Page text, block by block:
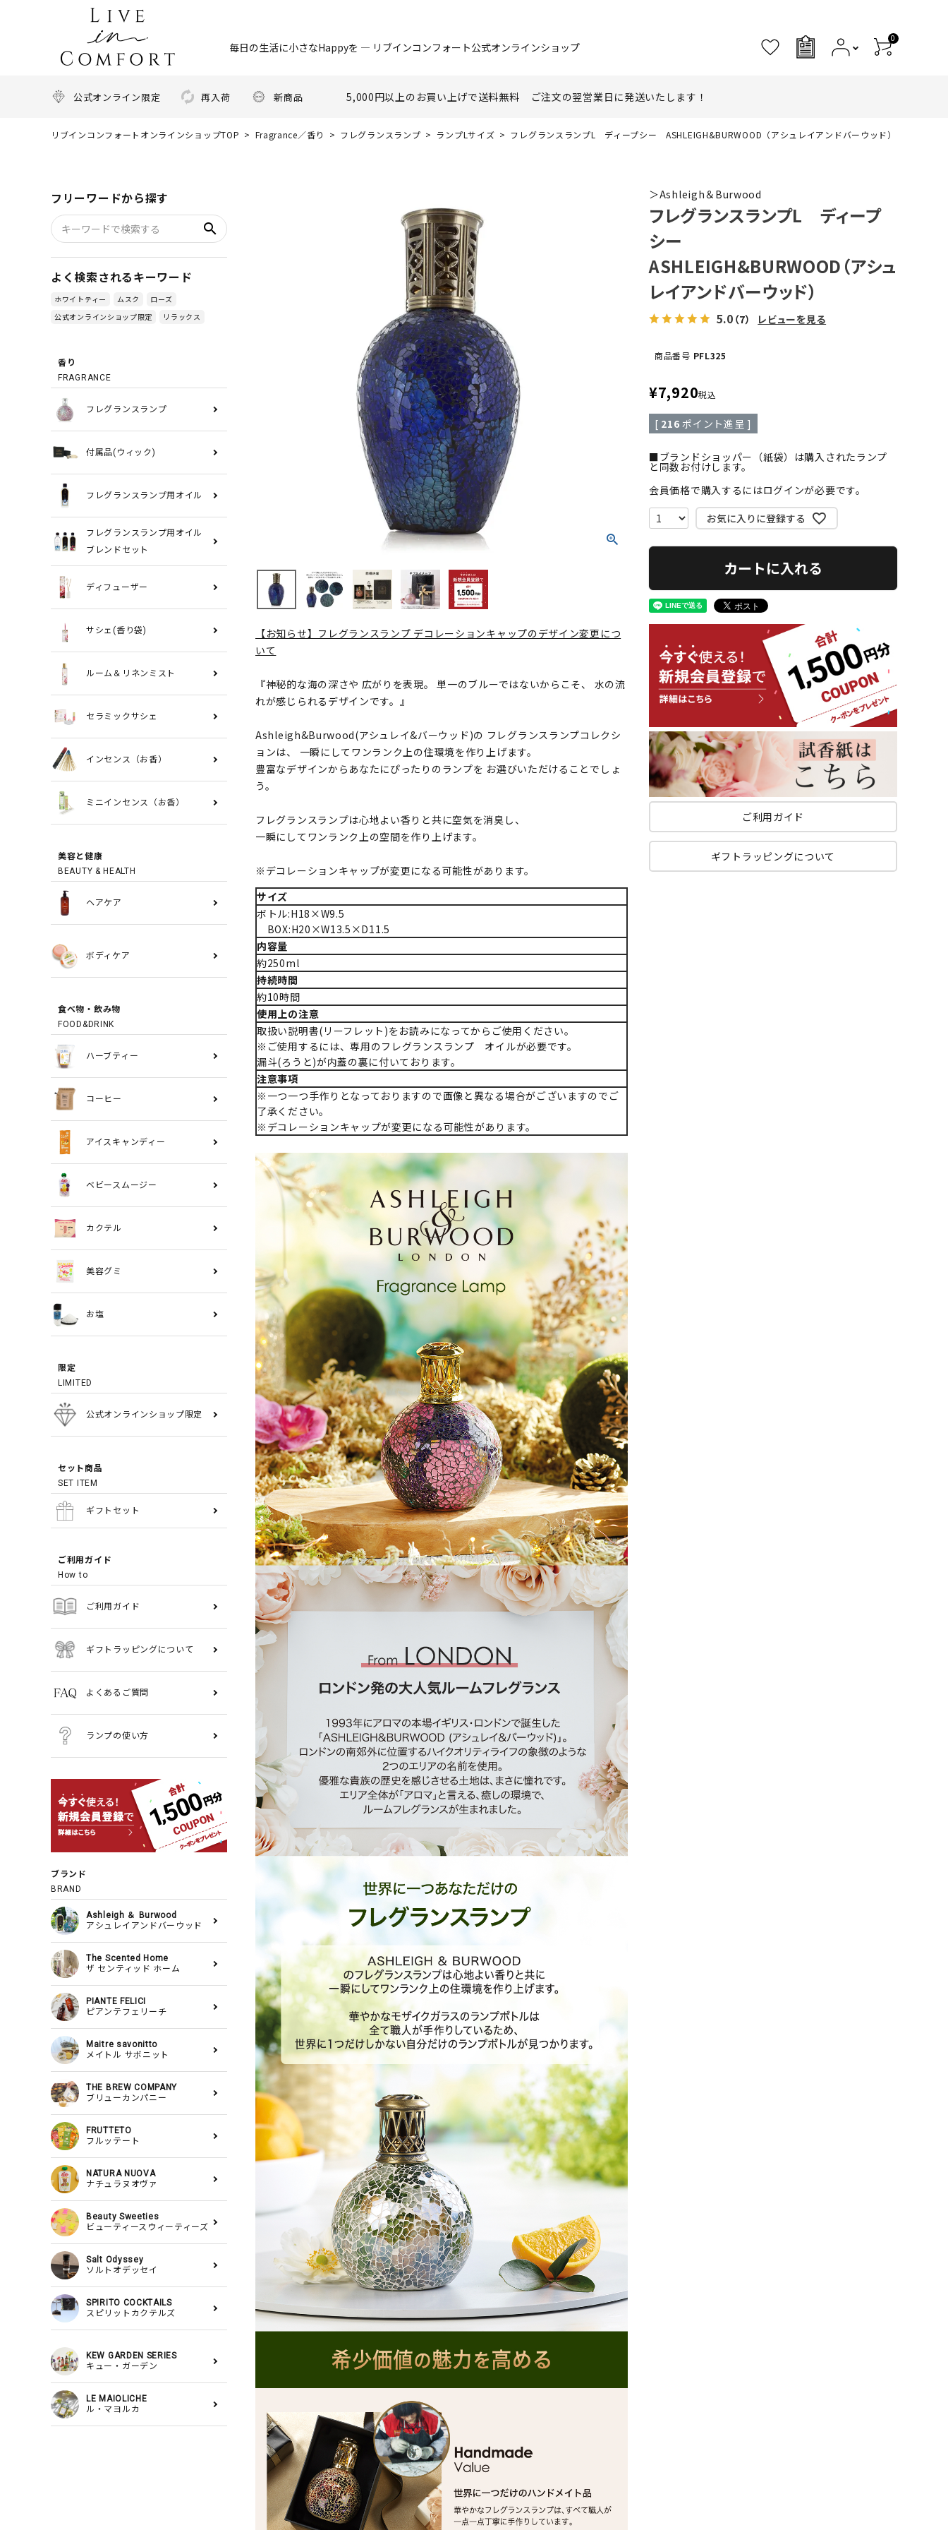
毎日の生活に小さなHappyを ― リブインコンフォート公式オンラインショップ
0
公式オンライン限定 再入荷 新商品 5,000円以上のお買い上げで送料無料 ご注文の翌営業日に発送いたします！
リブインコンフォートオンラインショップTOP Fragrance／香り フレグランスランプ ランプLサイズ フレグランスランプL ディープシー ASHLEIGH&BURWOOD（アシュレイアンドバーウッド）
フリーワードから探す
search
よく検索されるキーワード
ホワイトティー ムスク
ローズ
公式オンラインショップ限定
リラックス
香り
FRAGRANCE
フレグランスランプ
付属品(ウィック)
フレグランスランプ用オイル
フレグランスランプ用オイル
ブレンドセット
ディフューザー
サシェ(香り袋)
ルーム＆リネンミスト
セラミックサシェ
インセンス（お香）
ミニインセンス（お香）
美容と健康
BEAUTY & HEALTH
ヘアケア
ボディケア
食べ物・飲み物
FOOD&DRINK
ハーブティー
コーヒー
アイスキャンディー
ベビースムージー
カクテル
美容グミ
お塩
限定
LIMITED
公式オンラインショップ限定
セット商品
SET ITEM
ギフトセット
ご利用ガイド
How to
ご利用ガイド
ギフトラッピングについて
よくあるご質問
ランプの使い方
ブランド
BRAND
Ashleigh ＆ Burwood
アシュレイアンドバーウッド
The Scented Home
ザ センティッド ホーム
PIANTE FELICI
ピアンテフェリーチ
Maitre savonitto
メイトル サボニット
THE BREW COMPANY
ブリューカンパニー
FRUTTETO
フルッテート
NATURA NUOVA
ナチュラヌオヴァ
Beauty Sweeties
ビューティースウィーティーズ
Salt Odyssey
ソルトオデッセイ
SPIRITO COCKTAILS
スピリットカクテルズ
KEW GARDEN SERIES
キュー・ガーデン
LE MAIOLICHE
ル・マヨルカ
【お知らせ】フレグランスランプ デコレーションキャップのデザイン変更につ
いて
『神秘的な海の深さや 広がりを表現。 単一のブルーではないからこそ、 水の流
れが感じられるデザインです。』
Ashleigh&Burwood(アシュレイ&バーウッド)の フレグランスランプコレクシ
ョンは、 一瞬にしてワンランク上の住環境を作り上げます。
豊富なデザインからあなたにぴったりのランプを お選びいただけることでしょ
う。
フレグランスランプは心地よい香りと共に空気を消臭し、
一瞬にしてワンランク上の空間を作り上げます。
※デコレーションキャップが変更になる可能性があります。
サイズ
ボトル:H18×W9.5
BOX:H20×W13.5×D11.5
内容量
約250ml
持続時間
約10時間
使用上の注意
取扱い説明書(リーフレット)をお読みになってからご使用ください。
※ご使用するには、専用のフレグランスランプ オイルが必要です。
漏斗(ろうと)が内蓋の裏に付いております。
注意事項
※一つ一つ手作りとなっておりますので画像と異なる場合がございますのでご
了承ください。
※デコレーションキャップが変更になる可能性があります。
＞Ashleigh＆Burwood
フレグランスランプL ディープ
シー
ASHLEIGH&BURWOOD（アシュ
レイアンドバーウッド）
5.0 （7） レビューを見る
商品番号 PFL325
¥7,920税込
[ 216 ポイント進呈 ]
■ブランドショッパー（紙袋）は購入されたランプ
と同数お付けします。
会員価格で購入するにはログインが必要です。
お気に入りに登録する
カートに入れる
ご利用ガイド
ギフトラッピングについて